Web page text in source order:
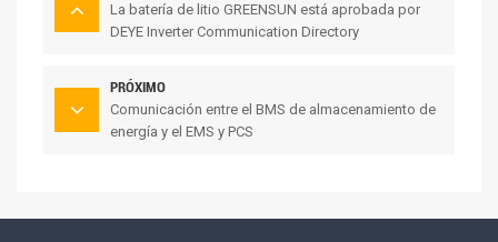
La batería de litio GREENSUN está aprobada por
DEYE Inverter Communication Directory
PRÓXIMO
Comunicación entre el BMS de almacenamiento de
energía y el EMS y PCS